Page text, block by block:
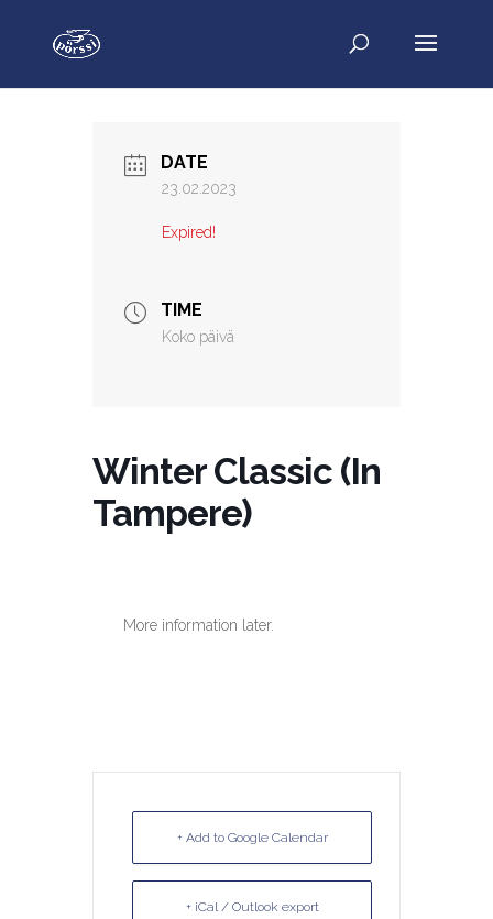
DATE
23.02.2023
Expired!
TIME
Koko päivä
Winter Classic (In
Tampere)
More information later.
+ Add to Google Calendar
+ iCal / Outlook export